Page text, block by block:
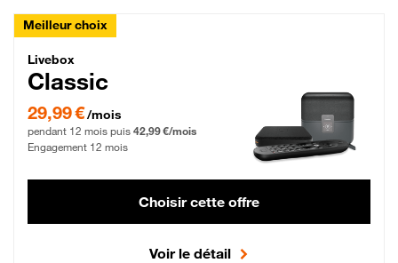
Meilleur choix
Livebox Classic Fibre
Livebox
Classic
29,99 € par mois pendant 12 mois puis 42,99 € par mois, Engagement 12 mois
29,99 €/mois
pendant 12 mois puis 42,99 €/mois
Engagement 12 mois
Choisir cette offre
Voir le détail